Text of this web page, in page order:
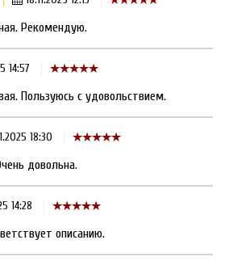
Рекомендую.
14:57
Пользуюсь с удовольствием.
18:30
довольна.
14:28
описанию.